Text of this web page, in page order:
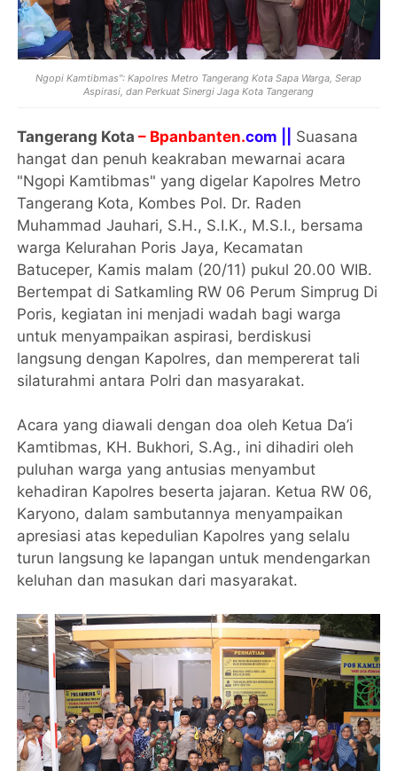
Ngopi Kamtibmas": Kapolres Metro Tangerang Kota Sapa Warga, Serap
Aspirasi, dan Perkuat Sinergi Jaga Kota Tangerang
Tangerang Kota – Bpanbanten.com ||
Suasana
hangat dan penuh keakraban mewarnai acara
"Ngopi Kamtibmas" yang digelar Kapolres Metro
Tangerang Kota, Kombes Pol. Dr. Raden
Muhammad Jauhari, S.H., S.I.K., M.S.I., bersama
warga Kelurahan Poris Jaya, Kecamatan
Batuceper, Kamis malam (20/11) pukul 20.00 WIB.
Bertempat di Satkamling RW 06 Perum Simprug Di
Poris, kegiatan ini menjadi wadah bagi warga
untuk menyampaikan aspirasi, berdiskusi
langsung dengan Kapolres, dan mempererat tali
silaturahmi antara Polri dan masyarakat.
Acara yang diawali dengan doa oleh Ketua Da’i
Kamtibmas, KH. Bukhori, S.Ag., ini dihadiri oleh
puluhan warga yang antusias menyambut
kehadiran Kapolres beserta jajaran. Ketua RW 06,
Karyono, dalam sambutannya menyampaikan
apresiasi atas kepedulian Kapolres yang selalu
turun langsung ke lapangan untuk mendengarkan
keluhan dan masukan dari masyarakat.